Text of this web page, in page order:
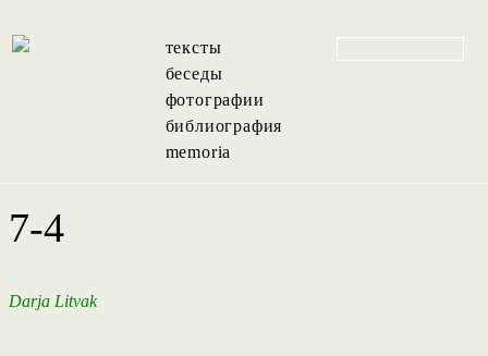
тексты
беседы
фотографии
библиография
memoria
7-4
Darja Litvak